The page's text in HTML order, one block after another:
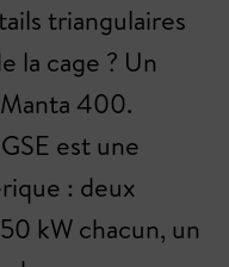
triangulaires
la cage ? Un
400.
est une
: deux
kW chacun, un